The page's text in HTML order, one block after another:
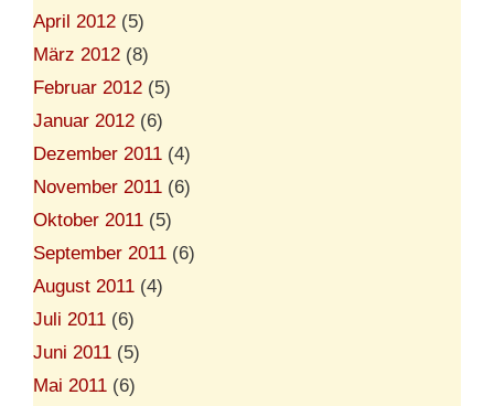
April 2012 (5)
März 2012 (8)
Februar 2012 (5)
Januar 2012 (6)
Dezember 2011 (4)
November 2011 (6)
Oktober 2011 (5)
September 2011 (6)
August 2011 (4)
Juli 2011 (6)
Juni 2011 (5)
Mai 2011 (6)